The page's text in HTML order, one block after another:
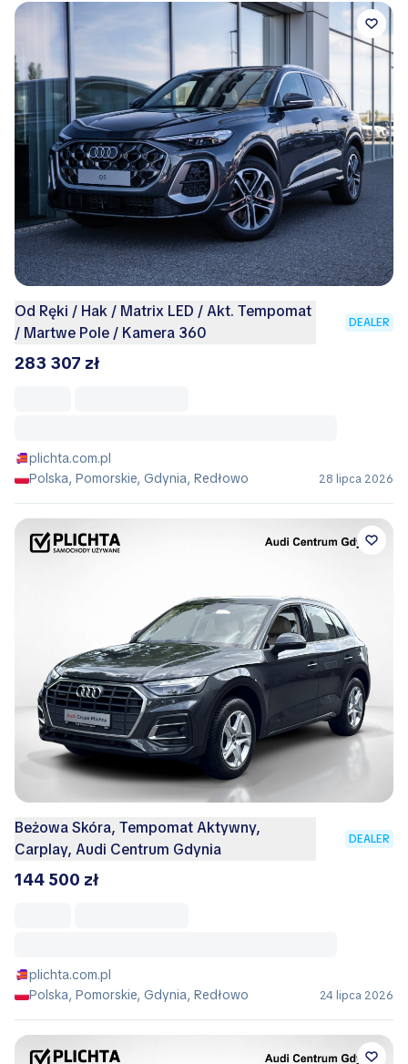
Od Ręki / Hak / Matrix LED / Akt. Tempomat
/ Martwe Pole / Kamera 360
DEALER
283 307 zł
plichta.com.pl
Polska, Pomorskie, Gdynia, Redłowo
28 lipca 2026
Beżowa Skóra, Tempomat Aktywny,
Carplay, Audi Centrum Gdynia
DEALER
144 500 zł
plichta.com.pl
Polska, Pomorskie, Gdynia, Redłowo
24 lipca 2026